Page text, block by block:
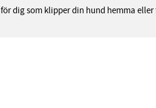
dig som klipper din hund hemma